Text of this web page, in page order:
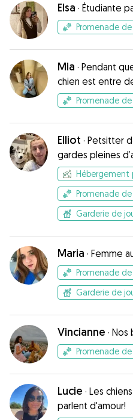
Elsa · Étudiante
Promenade
Mia · Pendant
chien est entre
Promenade
Elliot · Petsitter
gardes pleines
Hébergement
Promenade
Garderie de
Maria · Femme
Promenade
Garderie de
Vincianne · Nos
Promenade
Lucie · Les
parlent d'amour!